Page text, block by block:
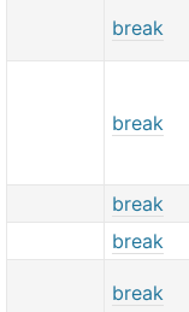
break
break
break
break
break